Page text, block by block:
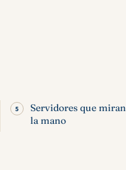
Servidores que miran
la mano